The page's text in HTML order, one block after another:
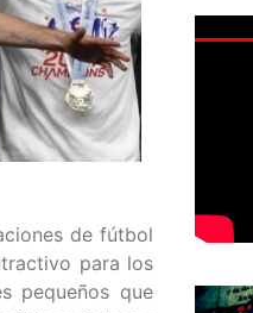
de fútbol
para los
pequeños que